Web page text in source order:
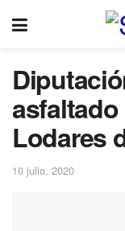
asfaltado
Lodares
10 julio, 2020